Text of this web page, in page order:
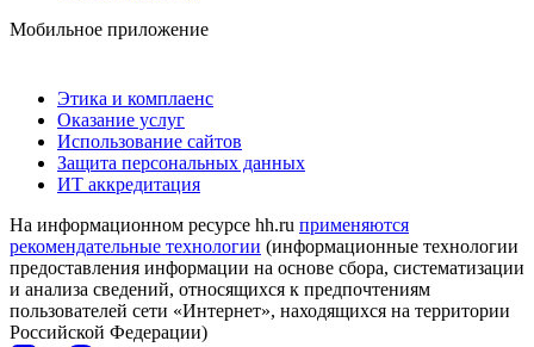
Мобильное приложение
Этика и комплаенс
Оказание услуг
Использование сайтов
Защита персональных данных
ИТ аккредитация
На информационном ресурсе hh.ru применяются
рекомендательные технологии (информационные технологии
предоставления информации на основе сбора, систематизации
и анализа сведений, относящихся к предпочтениям
пользователей сети «Интернет», находящихся на территории
Российской Федерации)